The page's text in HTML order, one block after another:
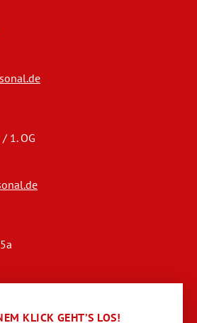
1. OG
KLICK GEHT’S LOS!